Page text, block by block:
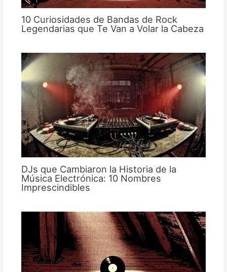
10 Curiosidades de Bandas de Rock
Legendarias que Te Van a Volar la Cabeza
DJs que Cambiaron la Historia de la
Música Electrónica: 10 Nombres
Imprescindibles